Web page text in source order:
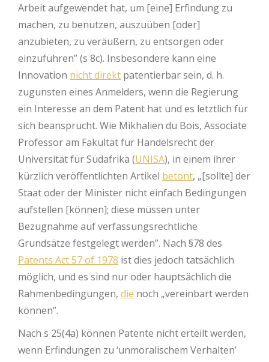
Arbeit aufgewendet hat, um [eine] Erfindung zu
machen, zu benutzen, auszuüben [oder]
anzubieten, zu veräußern, zu entsorgen oder
einzuführen” (s 8c). Insbesondere kann eine
Innovation nicht direkt patentierbar sein, d. h.
zugunsten eines Anmelders, wenn die Regierung
ein Interesse an dem Patent hat und es letztlich für
sich beansprucht. Wie Mikhalien du Bois, Associate
Professor am Fakultät für Handelsrecht der
Universität für Südafrika (UNISA), in einem ihrer
kürzlich veröffentlichten Artikel betont, „[sollte] der
Staat oder der Minister nicht einfach Bedingungen
aufstellen [können]; diese müssen unter
Bezugnahme auf verfassungsrechtliche
Grundsätze festgelegt werden”. Nach §78 des
Patents Act 57 of 1978 ist dies jedoch tatsächlich
möglich, und es sind nur oder hauptsächlich die
Rahmenbedingungen, die noch „vereinbart werden
können”.
Nach s 25(4a) können Patente nicht erteilt werden,
wenn Erfindungen zu ‘unmoralischem Verhalten’